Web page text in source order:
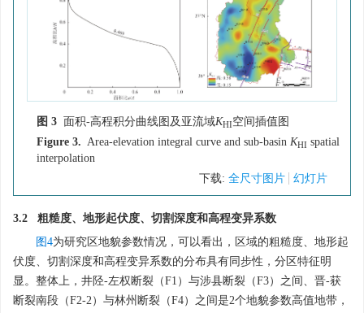
图 3 面积-高程积分曲线图及亚流域KHI空间插值图
Figure 3. Area-elevation integral curve and sub-basin KHI spatial
interpolation
下载: 全尺寸图片 幻灯片
3.2 粗糙度、地形起伏度、切割深度和高程变异系数
图4为研究区地貌参数情况，可以看出，区域的粗糙度、地形起
伏度、切割深度和高程变异系数的分布具有同步性，分区特征明
显。整体上，井陉-左权断裂（F1）与涉县断裂（F3）之间、晋-获
断裂南段（F2-2）与林州断裂（F4）之间是2个地貌参数高值地带，